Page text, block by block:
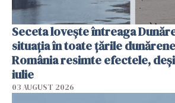
Seceta lovește întreaga
situația în toate țările
România resimte efectele,
iulie
03 AUGUST 2026